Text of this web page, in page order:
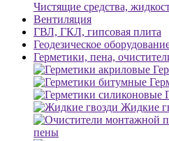
Чистящие средства,
Вентиляция
ГВЛ, ГКЛ, гипсовая плита
Геодезическое
Герметики, пена,
Жидкие
пены